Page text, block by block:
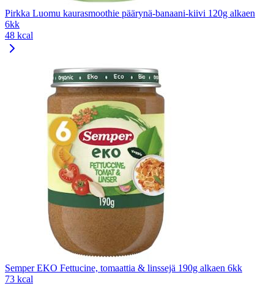
Pirkka Luomu kaurasmoothie päärynä-banaani-kiivi 120g alkaen
6kk
48 kcal
Semper EKO Fettucine, tomaattia & linssejä 190g alkaen 6kk
73 kcal